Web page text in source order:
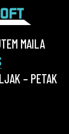
MAILA
– PETAK